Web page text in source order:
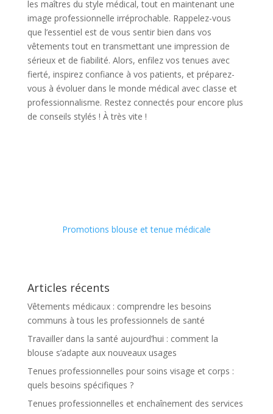
les maîtres du style médical, tout en maintenant une
image professionnelle irréprochable. Rappelez-vous
que l’essentiel est de vous sentir bien dans vos
vêtements tout en transmettant une impression de
sérieux et de fiabilité. Alors, enfilez vos tenues avec
fierté, inspirez confiance à vos patients, et préparez-
vous à évoluer dans le monde médical avec classe et
professionnalisme. Restez connectés pour encore plus
de conseils stylés ! À très vite !
Promotions blouse et tenue médicale
Articles récents
Vêtements médicaux : comprendre les besoins
communs à tous les professionnels de santé
Travailler dans la santé aujourd’hui : comment la
blouse s’adapte aux nouveaux usages
Tenues professionnelles pour soins visage et corps :
quels besoins spécifiques ?
Tenues professionnelles et enchaînement des services